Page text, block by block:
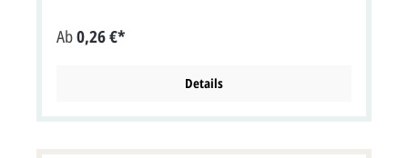
Nassklebung, spitze KlappeVerwendung: Passend für
Gutscheine und vieles mehr.Serie: FarbenFroh Bitte
Ab0,26 €*
Details